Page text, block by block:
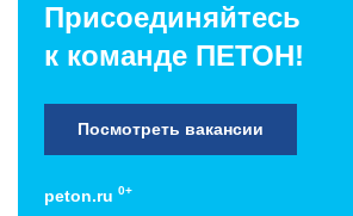
Присоединяйтесь
к команде ПЕТОН!
Посмотреть вакансии
peton.ru 0+